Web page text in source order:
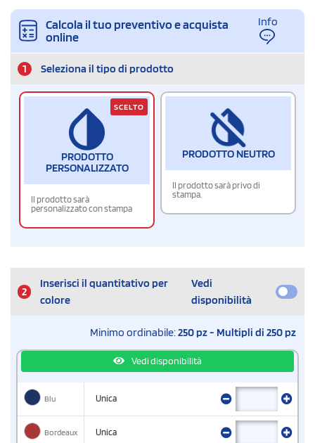
Calcola il tuo preventivo e acquista
online
Info
1 Seleziona il tipo di prodotto
PRODOTTO
PERSONALIZZATO
Il prodotto sarà
personalizzato con stampa
SCELTO
PRODOTTO NEUTRO
Il prodotto sarà privo di
stampa.
2
Inserisci il quantitativo per
colore
Vedi
disponibilità
Minimo ordinabile:250 pz - Multipli di 250 pz
Vedi disponibilità
Blu Unica
Bordeaux Unica